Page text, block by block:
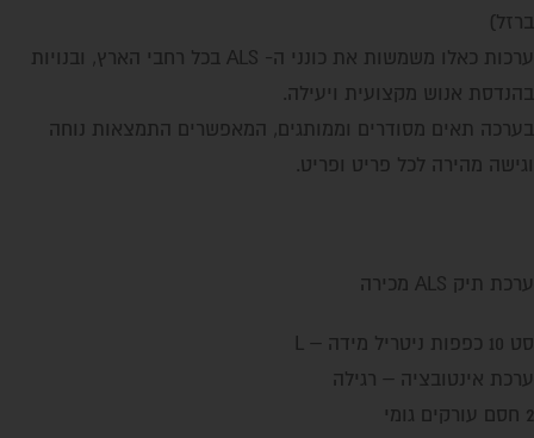
ברזל)
ערכות כאלו משמשות את כונני ה- ALS בכל רחבי הארץ, ובנויות
בהנדסת אנוש מקצועית ויעילה.
בערכה תאים מסודרים וממותגים, המאפשרים התמצאות נוחה
וגישה מהירה לכל פריט ופריט.
ערכת תיק ALS מכירה
סט 10 כפפות ניטריל מידה – L
ערכת אינטובציה – רגילה
2 חסם עורקים גומי